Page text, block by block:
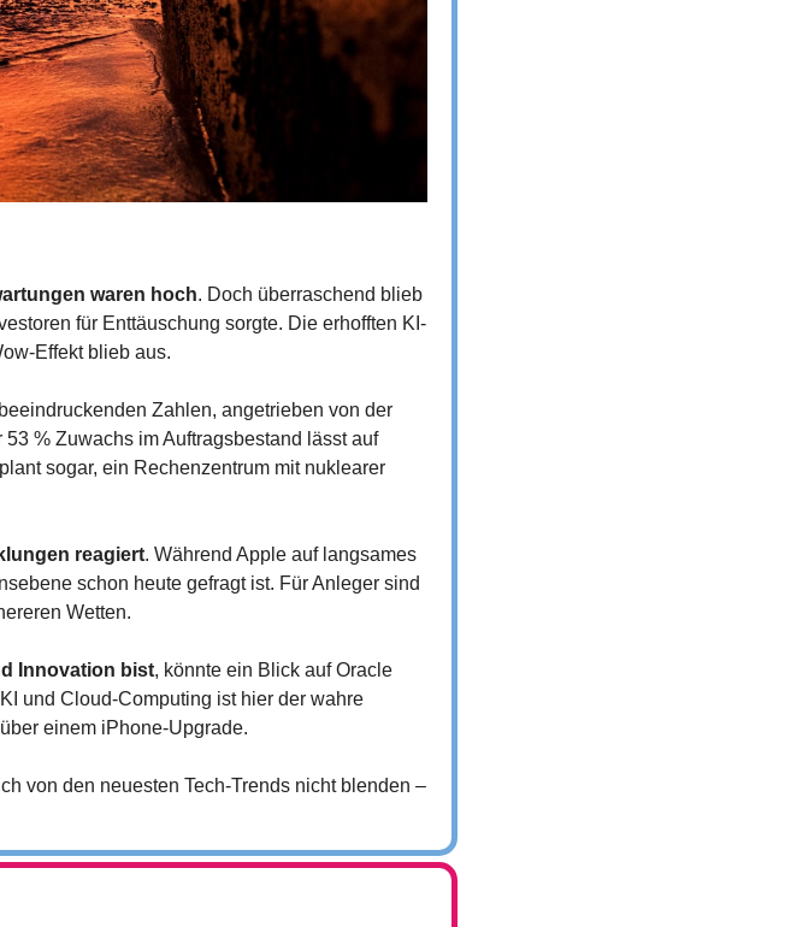
waren hoch. Doch überraschend blieb
für Enttäuschung sorgte. Die erhofften KI-
Effekt blieb aus.
Zahlen, angetrieben von der
% Zuwachs im Auftragsbestand lässt auf
sogar, ein Rechenzentrum mit nuklearer
reagiert. Während Apple auf langsames
schon heute gefragt ist. Für Anleger sind
Wetten.
Innovation bist, könnte ein Blick auf Oracle
und Cloud-Computing ist hier der wahre
einem iPhone-Upgrade.
von den neuesten Tech-Trends nicht blenden –